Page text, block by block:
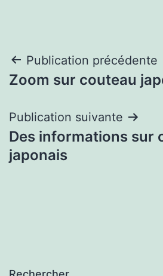
Navigation
de
l’article
Publication précédente
Zoom sur couteau
Publication suivante
Des informations sur
japonais